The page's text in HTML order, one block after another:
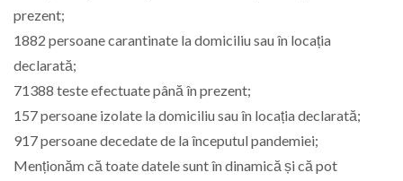
prezent;
1882 persoane carantinate la domiciliu sau în locația
declarată;
71388 teste efectuate până în prezent;
157 persoane izolate la domiciliu sau în locația declarată;
917 persoane decedate de la începutul pandemiei;
Menționăm că toate datele sunt în dinamică și că pot